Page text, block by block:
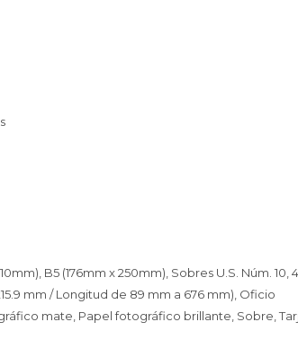
B5 (176mm x 250mm), Sobres U.S. Núm. 10,
mm / Longitud de 89 mm a 676 mm), Oficio
mate, Papel fotográfico brillante, Sobre,